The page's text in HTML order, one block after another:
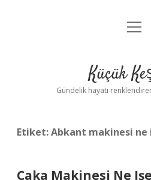
Anasayfa
Yasal
Küçük
Gündelik hayatı
Etiket:Abkant makinesi ne
Caka Makinesi Ne